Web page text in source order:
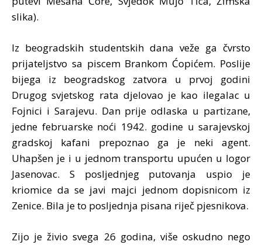
slika).
Iz beogradskih studentskih dana veže ga čvrsto
prijateljstvo sa piscem Brankom Ćopićem. Poslije
bijega iz beogradskog zatvora u prvoj godini
Drugog svjetskog rata djelovao je kao ilegalac u
Fojnici i Sarajevu. Dan prije odlaska u partizane,
jedne februarske noći 1942. godine u sarajevskoj
gradskoj kafani prepoznao ga je neki agent.
Uhapšen je i u jednom transportu upućen u logor
Jasenovac. S posljednjeg putovanja uspio je
kriomice da se javi majci jednom dopisnicom iz
Zenice. Bila je to posljednja pisana riječ pjesnikova.
Zijo je živio svega 26 godina, više oskudno nego